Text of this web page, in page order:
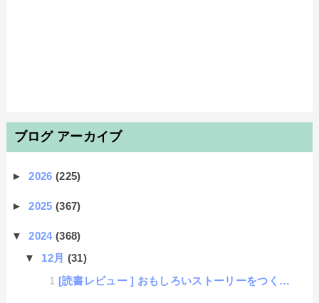
ブログ アーカイブ
►2026(225)
►2025(367)
▼2024(368)
▼ 12月 (31)
[読書レビュー ] おもしろいストーリーをつくろう２：おもてなしで考えるゲーム設計７章